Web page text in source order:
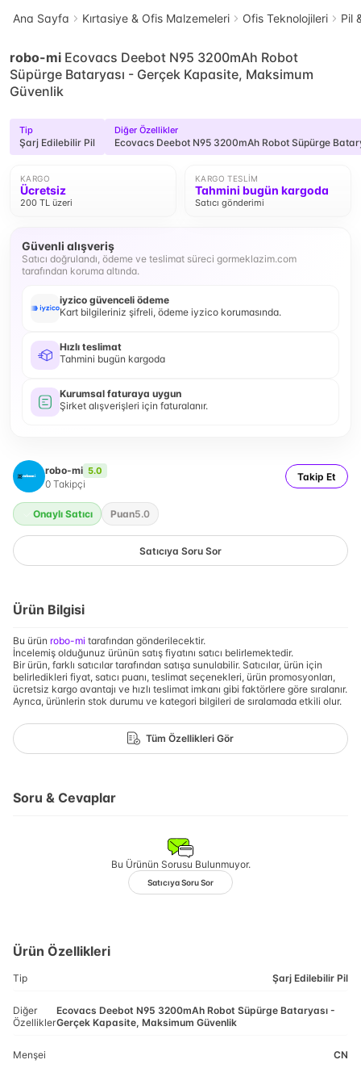
Ana Sayfa Kırtasiye & Ofis Malzemeleri Ofis Teknolojileri Pil
robo-mi Ecovacs Deebot N95 3200mAh Robot
Süpürge Bataryası - Gerçek Kapasite, Maksimum
Güvenlik
Tip
Şarj Edilebilir Pil
Diğer Özellikler
Ecovacs Deebot N95 3200mAh Robot Süpürge
KARGO
Ücretsiz
200 TL üzeri
KARGO TESLIM
Tahmini bugün kargoda
Satıcı gönderimi
Güvenli alışveriş
Satıcı doğrulandı, ödeme ve teslimat süreci gormeklazim.com
tarafından koruma altında.
iyzico güvenceli ödeme
Kart bilgileriniz şifreli, ödeme iyzico korumasında.
Hızlı teslimat
Tahmini bugün kargoda
Kurumsal faturaya uygun
Şirket alışverişleri için faturalanır.
robo-mi 5.0
0 Takipçi
Takip Et
Onaylı Satıcı Puan5.0
Satıcıya Soru Sor
Ürün Bilgisi
Bu ürün robo-mi tarafından gönderilecektir.
İncelemiş olduğunuz ürünün satış fiyatını satıcı belirlemektedir.
Bir ürün, farklı satıcılar tarafından satışa sunulabilir. Satıcılar, ürün için
belirledikleri fiyat, satıcı puanı, teslimat seçenekleri, ürün promosyonları,
ücretsiz kargo avantajı ve hızlı teslimat imkanı gibi faktörlere göre sıralanır.
Ayrıca, ürünlerin stok durumu ve kategori bilgileri de sıralamada etkili olur.
Tüm Özellikleri Gör
Soru & Cevaplar
Bu Ürünün Sorusu Bulunmuyor.
Satıcıya Soru Sor
Ürün Özellikleri
Tip Şarj Edilebilir Pil
Diğer
Özellikler
Ecovacs Deebot N95 3200mAh Robot Süpürge Bataryası -
Gerçek Kapasite, Maksimum Güvenlik
Menşei CN